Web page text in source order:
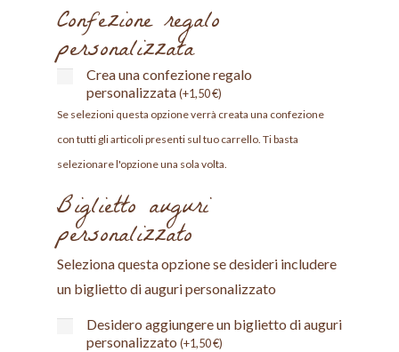
Confezione regalo
personalizzata
Crea una confezione regalo
personalizzata(+1,50€)
Se selezioni questa opzione verrà creata una confezione
con tutti gli articoli presenti sul tuo carrello. Ti basta
selezionare l'opzione una sola volta.
Biglietto auguri
personalizzato
Seleziona questa opzione se desideri includere
un biglietto di auguri personalizzato
Desidero aggiungere un biglietto di auguri
personalizzato (+1,50€)